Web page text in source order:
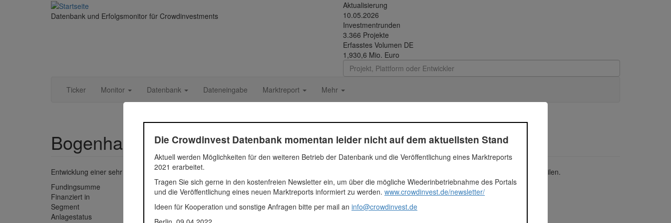
Direkt zum Inhalt
Datenbank und Erfolgsmonitor für Crowdinvestments
Aktualisierung
10.05.2026
Investmentrunden
3.366 Projekte
Erfasstes Volumen DE
1,930,6 Mio. Euro
Ticker Monitor Datenbank Dateneingabe Marktreport Mehr
Bogenhausen Living
Entwicklung einer sehr hochwertigen Doppelhaus-Villa mit zwei Wohneinheiten und rund 537 m² Wohnfläche, die sich über drei oberirdische Geschosse verteilen.
Fundingsumme
2.101.230 Euro
Finanziert in
2018
Segment
Immobilien
Anlagestatus
Die Crowdinvest Datenbank momentan leider nicht auf dem aktuellsten Stand
Aktuell werden Möglichkeiten für den weiteren Betrieb der Datenbank und die Veröffentlichung eines Marktreports
2021 erarbeitet.
Tragen Sie sich gerne in den kostenfreien Newsletter ein, um über die mögliche Wiederinbetriebnahme des Portals
und die Veröffentlichung eines neuen Marktreports informiert zu werden. www.crowdinvest.de/newsletter/
Ideen für Kooperation und sonstige Anfragen bitte per mail an info@crowdinvest.de